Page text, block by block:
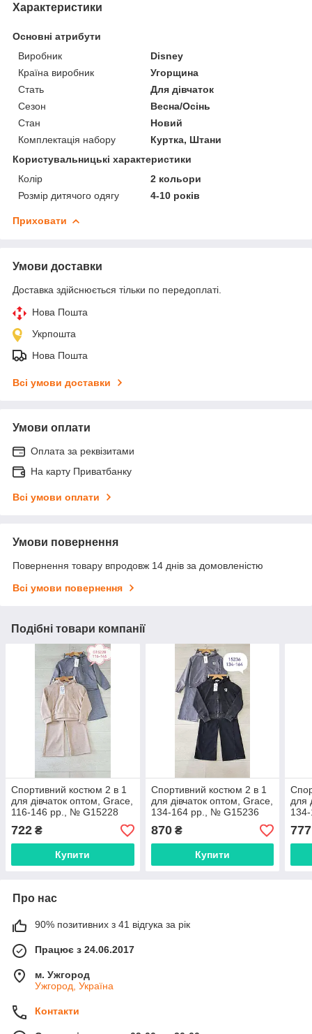
Характеристики
Основні атрибути
Виробник
Disney
Країна виробник
Угорщина
Стать
Для дівчаток
Сезон
Весна/Осінь
Стан
Новий
Комплектація набору
Куртка, Штани
Користувальницькі характеристики
Колір
2 кольори
Розмір дитячого одягу
4-10 років
Приховати
Умови доставки
Доставка здійснюється тільки по передоплаті.
Нова Пошта
Укрпошта
Нова Пошта
Всі умови доставки
Умови оплати
Оплата за реквізитами
На карту Приватбанку
Всі умови оплати
Умови повернення
Повернення товару впродовж 14 днів за домовленістю
Всі умови повернення
Подібні товари компанії
Спортивний костюм 2 в 1
для дівчаток оптом, Grace,
116-146 рр., № G15228
722 ₴
Купити
Спортивний костюм 2 в 1
для дівчаток оптом, Grace,
134-164 рр., № G15236
870₴
Купити
для
777
Про нас
90% позитивних з 41 відгука за рік
Працює з 24.06.2017
м. Ужгород
Ужгород, Україна
Контакти